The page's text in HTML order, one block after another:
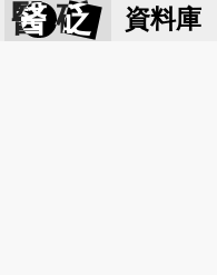
醫 砭 資料庫